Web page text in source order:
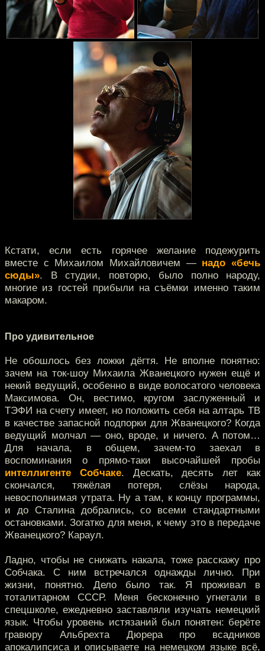
Кстати, если есть горячее желание подежурить
вместе с Михаилом Михайловичем — надо «бечь
сюды». В студии, повторю, было полно народу,
многие из гостей прибыли на съёмки именно таким
макаром.
Про удивительное
Не обошлось без ложки дёгтя. Не вполне понятно:
зачем на ток-шоу Михаила Жванецкого нужен ещё и
некий ведущий, особенно в виде волосатого человека
Максимова. Он, вестимо, кругом заслуженный и
ТЭФИ на счету имеет, но положить себя на алтарь ТВ
в качестве запасной подпорки для Жванецкого? Когда
ведущий молчал — оно, вроде, и ничего. А потом…
Для начала, в общем, зачем-то заехал в
воспоминания о прямо-таки высочайшей пробы
интеллигенте Собчаке. Дескать, десять лет как
скончался, тяжёлая потеря, слёзы народа,
невосполнимая утрата. Ну а там, к концу программы,
и до Сталина добрались, со всеми стандартными
остановками. Зогатко для меня, к чему это в передаче
Жванецкого? Караул.
Ладно, чтобы не снижать накала, тоже расскажу про
Собчака. С ним встречался однажды лично. При
жизни, понятно. Дело было так. Я проживал в
тоталитарном СССР. Меня бесконечно угнетали в
спецшколе, ежедневно заставляли изучать немецкий
язык. Чтобы уровень истязаний был понятен: берёте
гравюру Альбрехта Дюрера про всадников
апокалипсиса и описываете на немецком языке всё,